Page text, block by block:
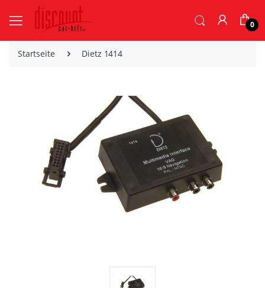
0
Startseite Dietz 1414